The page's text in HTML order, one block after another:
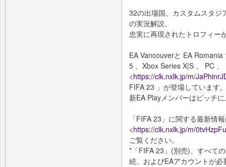
32の出場国、カスタムスタジ
の実況解説、
忠実に再現されたトロフィー
EA Vancouverと EA
5 、Xbox Series X|S 、 PC
<https://clk.nxlk.jp/m/
FIFA 23 」が登場しています
新EA Playメンバーはピッチ
「FIFA 23」に関する最新情
<https://clk.nxlk.jp/m/
ご覧ください。
*「FIFA 23」(別売)、すべて
続、およびEAアカウントが必